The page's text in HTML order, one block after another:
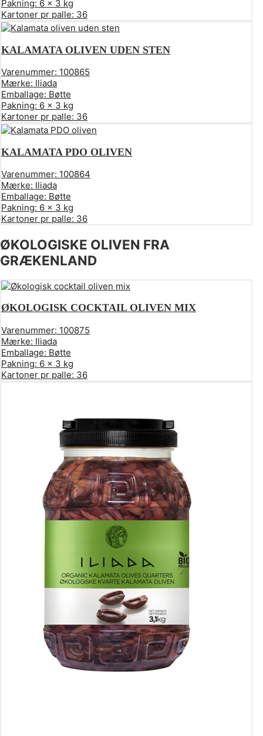
Pakning: 6 x 3 kg
Kartoner pr palle: 36
KALAMATA OLIVEN UDEN STEN
Varenummer: 100865
Mærke: Iliada
Emballage: Bøtte
Pakning: 6 x 3 kg
Kartoner pr palle: 36
KALAMATA PDO OLIVEN
Varenummer: 100864
Mærke: Iliada
Emballage: Bøtte
Pakning: 6 x 3 kg
Kartoner pr palle: 36
ØKOLOGISKE OLIVEN FRA
GRÆKENLAND
ØKOLOGISK COCKTAIL OLIVEN MIX
Varenummer: 100875
Mærke: Iliada
Emballage: Bøtte
Pakning: 6 x 3 kg
Kartoner pr palle: 36